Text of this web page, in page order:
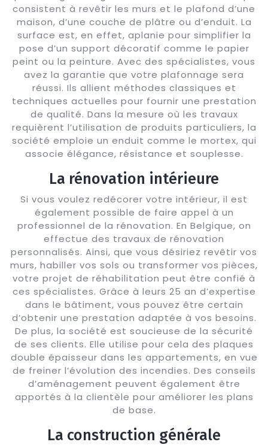
consistent à revêtir les murs et le plafond d’une
maison, d’une couche de plâtre ou d’enduit. La
surface est, en effet, aplanie pour simplifier la
pose d’un support décoratif comme le papier
peint ou la peinture. Avec des spécialistes, vous
avez la garantie que votre plafonnage sera
réussi. Ils allient méthodes classiques et
techniques actuelles pour fournir une prestation
de qualité. Dans la mesure où les travaux
requièrent l’utilisation de produits particuliers, la
société emploie un enduit comme le mortex, qui
associe élégance, résistance et souplesse.
La rénovation intérieure
Si vous voulez redécorer votre intérieur, il est
également possible de faire appel à un
professionnel de la rénovation. En Belgique, on
effectue des travaux de rénovation
personnalisés. Ainsi, que vous désiriez revêtir vos
murs, habiller vos sols ou transformer vos pièces,
votre projet de réhabilitation peut être confié à
ces spécialistes. Grâce à leurs 25 an d’expertise
dans le bâtiment, vous pouvez être certain
d’obtenir une prestation adaptée à vos besoins.
De plus, la société est soucieuse de la sécurité
de ses clients. Elle utilise pour cela des plaques
double épaisseur dans les appartements, en vue
de freiner l’évolution des incendies. Des conseils
d’aménagement peuvent également être
apportés à la clientèle pour améliorer les plans
de base.
La construction générale